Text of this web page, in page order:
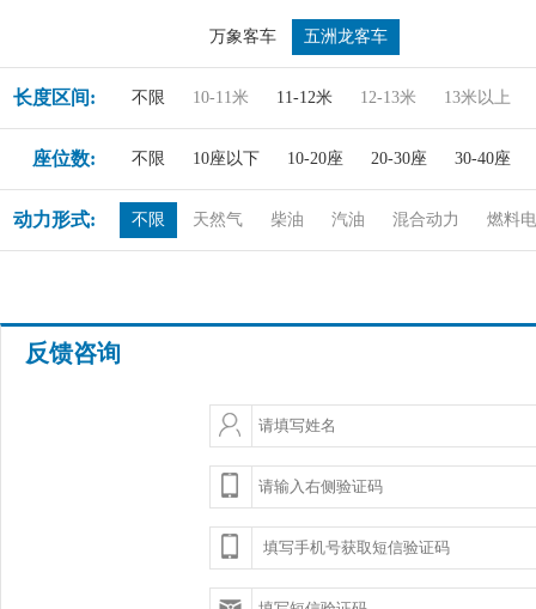
万象客车 五洲龙客车
长度区间: 不限 10-11米 11-12米 12-13米 13米以上
座位数: 不限 10座以下 10-20座 20-30座 30-40座
动力形式: 不限 天然气 柴油 汽油 混合动力 燃料
反馈咨询